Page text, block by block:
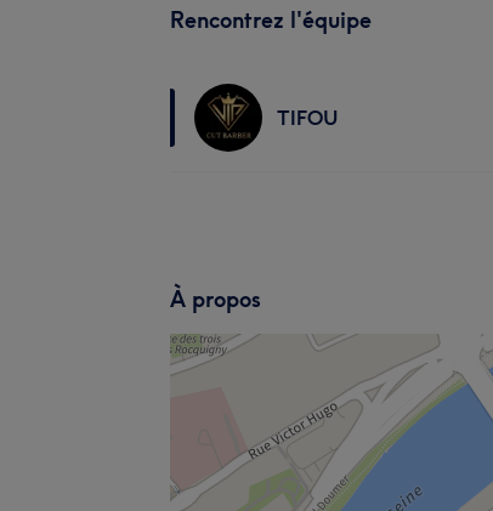
Rencontrez l'équipe
TIFOU
À propos